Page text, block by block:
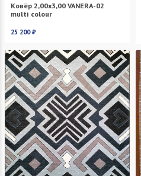
Ковёр 2,00х3,00 VANERA-02
multi colour
25 200 ₽